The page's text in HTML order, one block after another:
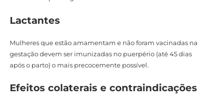
Lactantes
Mulheres que estão amamentam e não foram vacinadas na
gestação devem ser imunizadas no puerpério (até 45 dias
após o parto) o mais precocemente possível.
Efeitos colaterais e contraindicações